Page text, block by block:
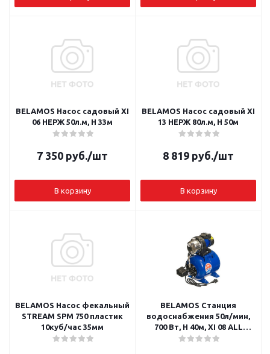
BELAMOS Насос садовый XI
06 НЕРЖ 50л.м, Н 33м
7 350 руб./шт
В корзину
BELAMOS Насос садовый XI
13 НЕРЖ 80л.м, Н 50м
8 819 руб./шт
В корзину
BELAMOS Насос фекальный
STREAM SPM 750 пластик
10куб/час 35мм
BELAMOS Станция
водоснабжения 50л/мин,
700 Вт, H 40м, XI 08 ALL
(НЕРЖ.)